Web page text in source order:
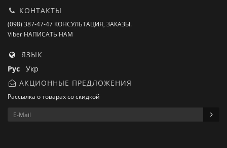
КОНТАКТЫ
(098) 387-47-47 КОНСУЛЬТАЦИЯ, ЗАКАЗЫ.
Viber НАПИСАТЬ НАМ
ЯЗЫК
Рус Укр
АКЦИОННЫЕ ПРЕДЛОЖЕНИЯ
Рассылка о товарах со скидкой